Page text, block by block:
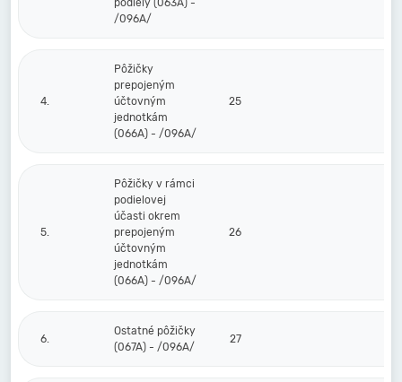
podiely (063A) -
/096A/
4.
Pôžičky
prepojeným
účtovným
jednotkám
(066A) - /096A/
25
5.
Pôžičky v rámci
podielovej
účasti okrem
prepojeným
účtovným
jednotkám
(066A) - /096A/
26
6.
Ostatné pôžičky
(067A) - /096A/
27